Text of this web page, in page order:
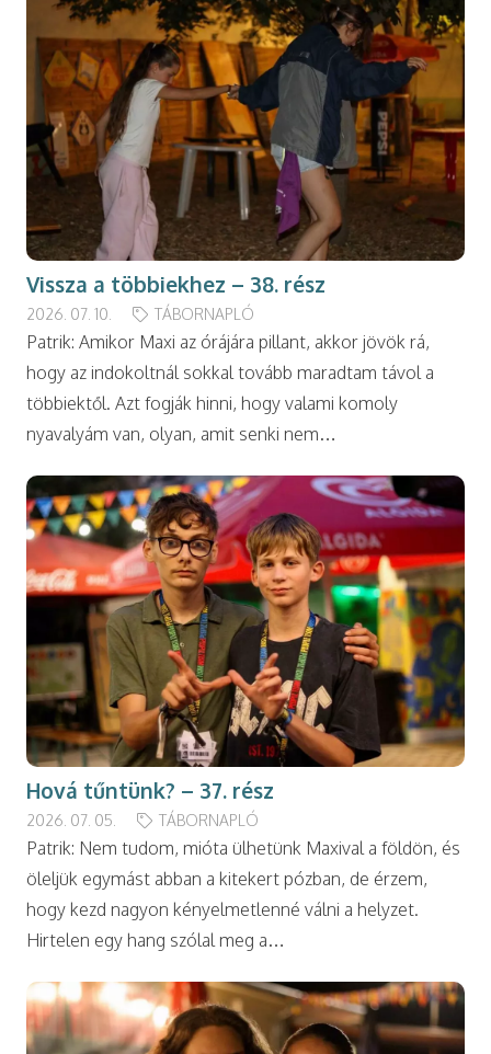
Vissza a többiekhez – 38. rész
2026. 07. 10. TÁBORNAPLÓ
Patrik: Amikor Maxi az órájára pillant, akkor jövök rá,
hogy az indokoltnál sokkal tovább maradtam távol a
többiektől. Azt fogják hinni, hogy valami komoly
nyavalyám van, olyan, amit senki nem…
Hová tűntünk? – 37. rész
2026. 07. 05. TÁBORNAPLÓ
Patrik: Nem tudom, mióta ülhetünk Maxival a földön, és
öleljük egymást abban a kitekert pózban, de érzem,
hogy kezd nagyon kényelmetlenné válni a helyzet.
Hirtelen egy hang szólal meg a…